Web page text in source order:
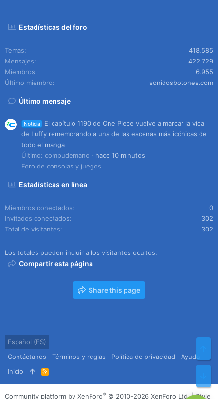
Estadísticas del foro
Temas
418.585
Mensajes
422.729
Miembros
6.955
Último miembro
sonidosbotones.com
Último mensaje
Noticia
El capítulo 1190 de One Piece vuelve a marcar la vida
de Luffy rememorando a una de las escenas más icónicas de
todo el manga
Último: compudemano
hace 10 minutos
Foro de consolas y juegos
Estadísticas en línea
Miembros conectados
0
Invitados conectados
302
Total de visitantes
302
Los totales pueden incluir a los visitantes ocultos.
Compartir esta página
Share this page
Español (ES)
Contáctanos
Términos y reglas Política de privacidad
Ayuda
Inicio
R
S
S
Community platform by XenForo® © 2010-2026 XenForo Ltd. |Style